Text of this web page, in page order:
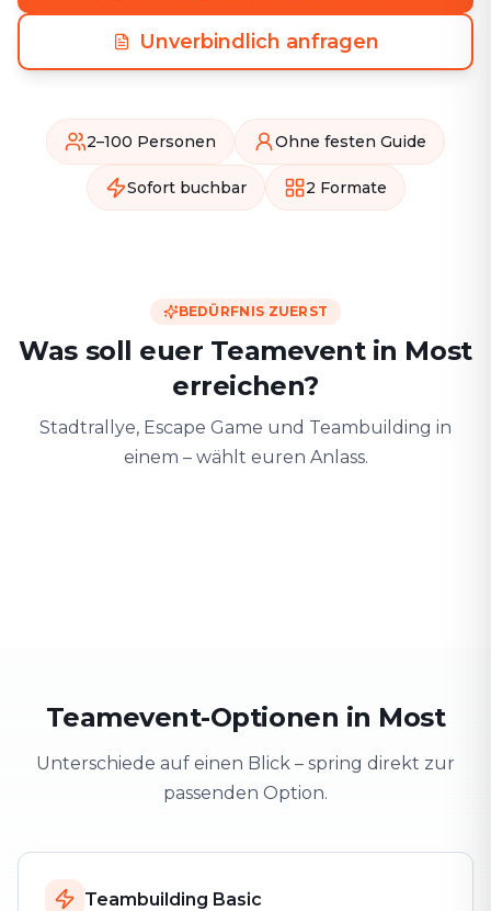
Unverbindlich anfragen
2–100 Personen Ohne festen Guide
Sofort buchbar 2 Formate
BEDÜRFNIS ZUERST
Was soll euer Teamevent in Most
erreichen?
Stadtrallye, Escape Game und Teambuilding in
einem – wählt euren Anlass.
Teamevent-Optionen in Most
Unterschiede auf einen Blick – spring direkt zur
passenden Option.
Teambuilding Basic